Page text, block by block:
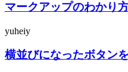
マークアップのわかり
yuheiy
横並びになったボタン